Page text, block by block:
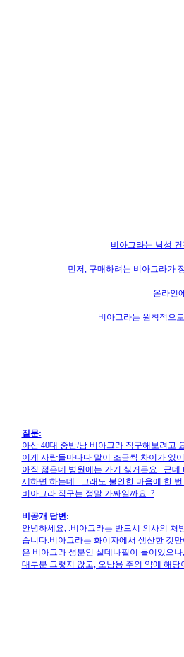
비아그라는 남성
먼저, 구매하려는 비아그라가
온라인
비아그라는 원칙적으
질문:
아산 40대 중반/남 비아그라 직구해보려고
이게 사람들마나다 말이 조금씩 차이가 있
아직 젊은데 병원에는 가기 싫거든요.. 근
제하면 하는데.. 그래도 불안한 마음에 한
비아그라 직구는 정말 가짜일까요..?
비공개 답변:
안녕하세요, .비아그라는 반드시 의사의
습니다.비아그라는 화이자에서 생산한 것
은 비아그라 성분인 실데나필이 들어있으
대부분 그렇지 않고, 오남용 주의 약에 해